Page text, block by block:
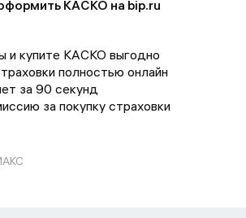
КАСКО на bip.ru
и купите КАСКО выгодно
полностью онлайн
за 90 секунд
за покупку страховки